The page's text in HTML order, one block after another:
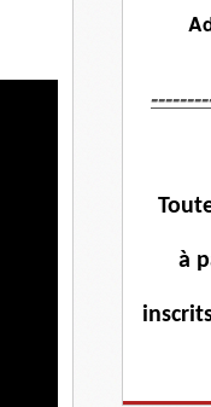
T
à